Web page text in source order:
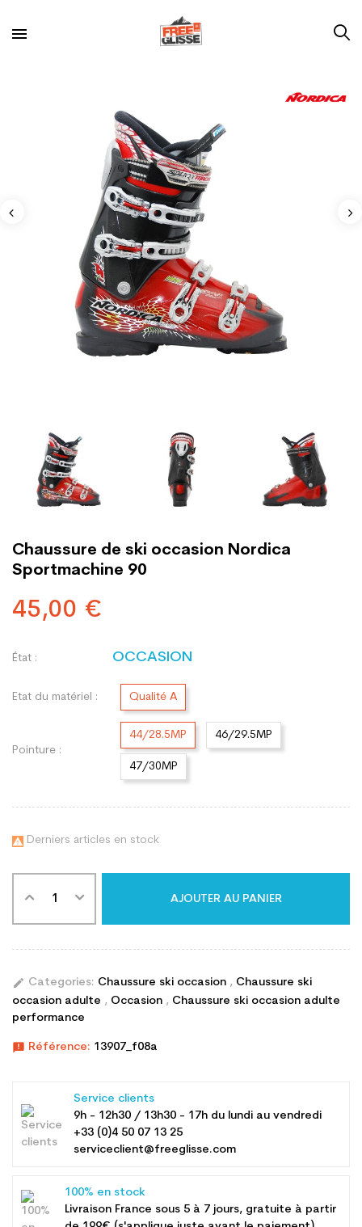
Chaussure de ski occasion Nordica
Sportmachine 90
45,00 €
État : OCCASION
Etat du matériel : Qualité A
Pointure :
44/28.5MP 46/29.5MP
47/30MP
 Derniers articles en stock
AJOUTER AU PANIER
edit Categories: Chaussure ski occasion , Chaussure ski
occasion adulte , Occasion , Chaussure ski occasion adulte
performance
announcement Référence: 13907_f08a
Service clients
9h - 12h30 / 13h30 - 17h du lundi au vendredi
+33 (0)4 50 07 13 25
serviceclient@freeglisse.com
100% en stock
Livraison France sous 5 à 7 jours, gratuite à partir